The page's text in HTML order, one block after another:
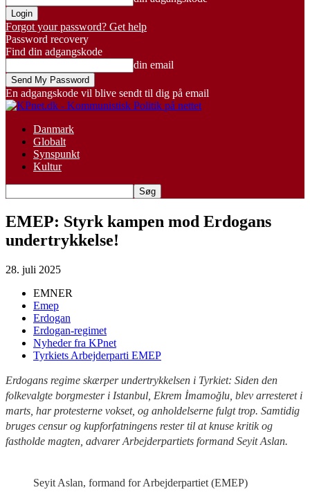
Forgot your password? Get help
Password recovery
Find din adgangskode
din email
En adgangskode vil blive sendt til dig på email
Danmark
Globalt
Synspunkt
Kultur
EMEP: Styrk kampen mod Erdogans
undertrykkelse!
28. juli 2025
EMNER
Emep
Erdogan
Erdogan-regimet
Nyheder fra KPnet
Tyrkiets Arbejderparti EMEP
Erdogans regime skærper undertrykkelsen i Tyrkiet: Siden den
folkevalgte borgmester i Istanbul, Ekrem İmamoğlu, blev arresteret i
marts, har protesterne vokset, og anholdelserne fulgt trop. Samtidig
bruges censur og kupforfatningens rester til at knuse kritik og
fastholde magten, advarer Arbejderpartiets formand Seyit Aslan.
Seyit Aslan, formand for Arbejderpartiet (EMEP)